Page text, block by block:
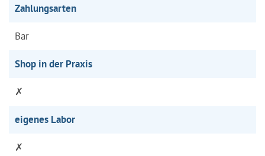
Zahlungsarten
Bar
Shop in der Praxis
✗
eigenes Labor
✗